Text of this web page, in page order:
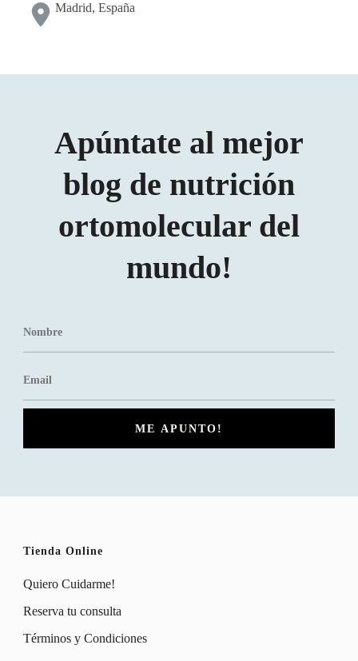
Madrid, España
Apúntate al mejor
blog de nutrición
ortomolecular del
mundo!
Tienda Online
Quiero Cuidarme!
Reserva tu consulta
Términos y Condiciones